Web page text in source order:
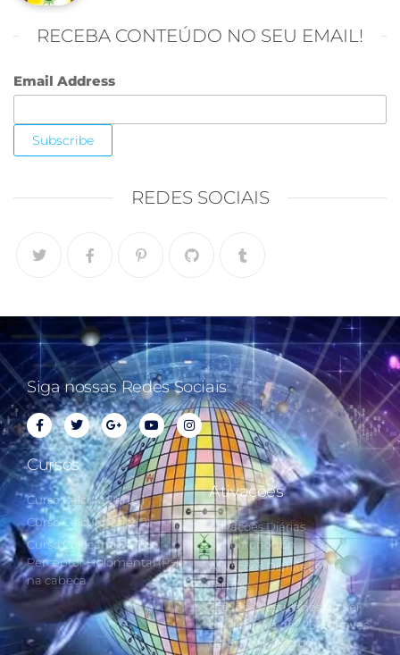
RECEBA CONTEÚDO NO SEU EMAIL!
Email Address
REDES SOCIAIS
Siga nossas Redes Sociais
Cursos
Curso Cálculo Parte 1
Curso Cálculo Parte 2
Curso Colocando o
Perceptor Holomental (PH)
na cabeça
Ativações
Ativações Diárias
Synchronotron
Ativações Diárias Lei do
Tempo
Estudos Postulados da Lei
do Tempo e das 260 Chaves
do Synchronotron